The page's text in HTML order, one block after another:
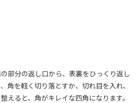
部分の返し口から、表裏をひっくり返し
角を軽く切り落とすか、切れ目を入れ、
えると、角がキレイな四角になります。